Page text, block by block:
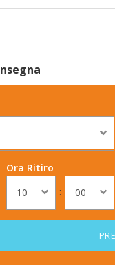
Ora Ritiro
10
: 00